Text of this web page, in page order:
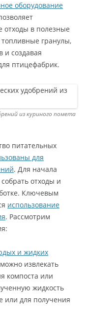
оборудование
отходы в полезные
топливные гранулы,
и создавая
птицефабрик.
из куриного помета
питательных
для
. Для начала
отходы и
Ключевым
использование
. Рассмотрим
и жидких
извлекать
компоста или
жидкость
или для получения